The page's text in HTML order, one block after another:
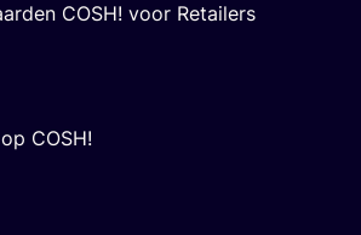
COSH! voor Retailers
COSH!